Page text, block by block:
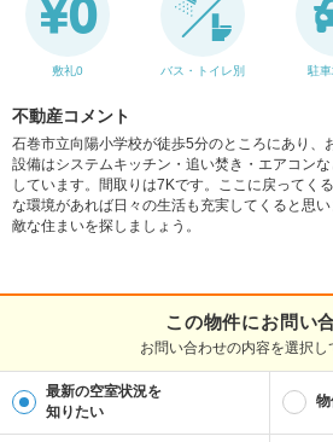
敷礼0 バス・トイレ別 駐車
不動産コメント
石巻市立向陽小学校が徒歩5分のところにあり、
設備はシステムキッチン・追い焚き・エアコン
しています。間取りは7Kです。ここに戻ってく
な環境があれば日々の生活も充実してくると思
敵な住まいを探しましょう。
この物件にお問い
お問い合わせの内容を選択し
最新の空室状況を
知りたい